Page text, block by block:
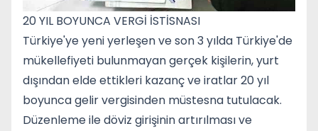
20 YIL BOYUNCA VERGİ İSTİSNASI
Türkiye'ye yeni yerleşen ve son 3 yılda Türkiye'de
mükellefiyeti bulunmayan gerçek kişilerin, yurt
dışından elde ettikleri kazanç ve iratlar 20 yıl
boyunca gelir vergisinden müstesna tutulacak.
Düzenleme ile döviz girişinin artırılması ve